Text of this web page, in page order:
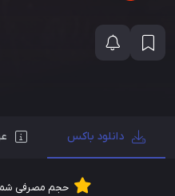
دانلود باکس
حجم مصرفی